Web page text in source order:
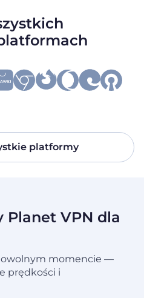
platformy
Planet VPN dla
momencie —
prędkości i